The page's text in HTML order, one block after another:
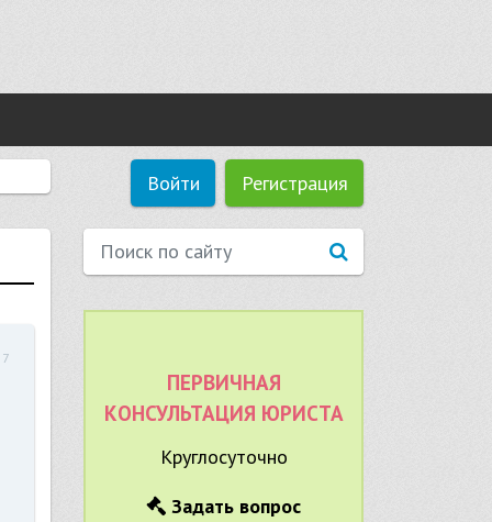
Войти Регистрация
ПЕРВИЧНАЯ
КОНСУЛЬТАЦИЯ ЮРИСТА
Круглосуточно
Задать вопрос